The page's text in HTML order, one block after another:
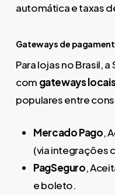
automática e taxas
Gateways de
Para lojas no Brasil,
com gateways
populares entre
Mercado Pago,
(via integrações
PagSeguro,
e boleto.